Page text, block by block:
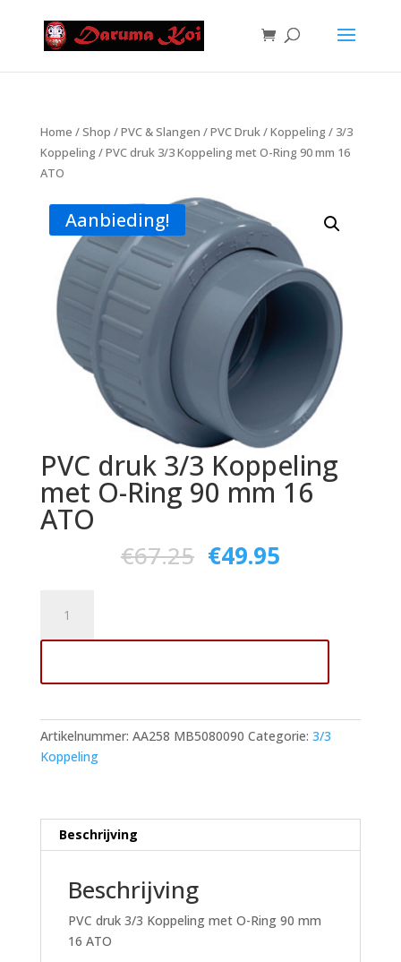
Home /Shop /PVC & Slangen /PVC Druk/Koppeling / 3/3
Koppeling / PVC druk 3/3 Koppeling met O-Ring 90 mm 16
ATO
Aanbieding!
PVC druk 3/3 Koppeling
met O-Ring 90 mm 16
ATO
€67.25 €49.95
3/3
met
Ring
90
mm
Artikelnummer: AA258 MB5080090 Categorie: 3/3
Koppeling
Beschrijving
Beschrijving
PVC druk 3/3 Koppeling met O-Ring 90 mm
16 ATO